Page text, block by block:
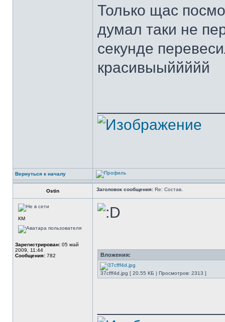
Только щас
думал таки не
секунде
красивыыййййй
Вернуться к началу
Оstin Заголовок сообщения: Re: Состав.
КМ
Зарегистрирован: 05 май
2009, 11:44
Сообщения: 782 Вложения:
37cfff4d.jpg [ 20.55 КБ | Просмотров: 2313 ]